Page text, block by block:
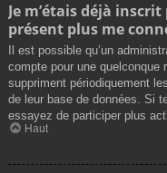
Je m’étais déjà
présent plus me
Il est possible qu’un
compte pour une quelconque
suppriment périodiquement
de leur base de données. Si
essayez de participer plus
Haut